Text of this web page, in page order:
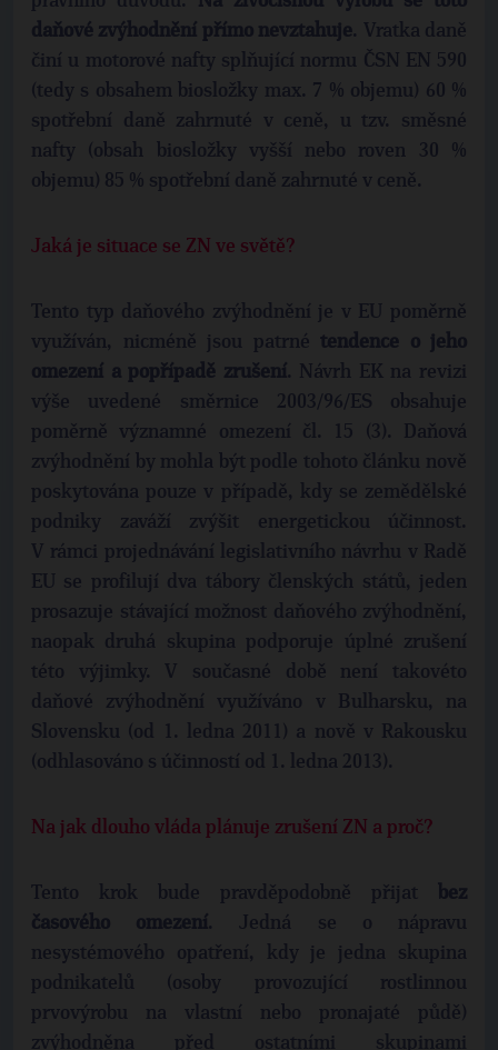
daňové zvýhodnění přímo nevztahuje. Vratka daně
činí u motorové nafty splňující normu ČSN EN 590
(tedy s obsahem biosložky max. 7 % objemu) 60 %
spotřební daně zahrnuté v ceně, u tzv. směsné
nafty (obsah biosložky vyšší nebo roven 30 %
objemu) 85 % spotřební daně zahrnuté v ceně.
Jaká je situace se ZN ve světě?
Tento typ daňového zvýhodnění je v EU poměrně
využíván, nicméně jsou patrné tendence o jeho
omezení a popřípadě zrušení. Návrh EK na revizi
výše uvedené směrnice 2003/96/ES obsahuje
poměrně významné omezení čl. 15 (3). Daňová
zvýhodnění by mohla být podle tohoto článku nově
poskytována pouze v případě, kdy se zemědělské
podniky zaváží zvýšit energetickou účinnost.
V rámci projednávání legislativního návrhu v Radě
EU se profilují dva tábory členských států, jeden
prosazuje stávající možnost daňového zvýhodnění,
naopak druhá skupina podporuje úplné zrušení
této výjimky. V současné době není takovéto
daňové zvýhodnění využíváno v Bulharsku, na
Slovensku (od 1. ledna 2011) a nově v Rakousku
(odhlasováno s účinností od 1. ledna 2013).
Na jak dlouho vláda plánuje zrušení ZN a proč?
Tento krok bude pravděpodobně přijat
bez
časového omezení. Jedná se o nápravu
nesystémového opatření, kdy je jedna skupina
podnikatelů (osoby provozující rostlinnou
prvovýrobu na vlastní nebo pronajaté půdě)
zvýhodněna před ostatními skupinami